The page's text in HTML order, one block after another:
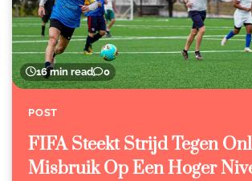
16 min read 0
POST
FIFA Steekt Strijd Tegen
Misbruik Op Een Hoger